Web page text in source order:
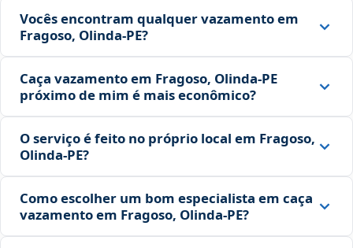
Vocês encontram qualquer vazamento em
Fragoso, Olinda‑PE?
Caça vazamento em Fragoso, Olinda‑PE
próximo de mim é mais econômico?
O serviço é feito no próprio local em Fragoso,
Olinda‑PE?
Como escolher um bom especialista em caça
vazamento em Fragoso, Olinda‑PE?